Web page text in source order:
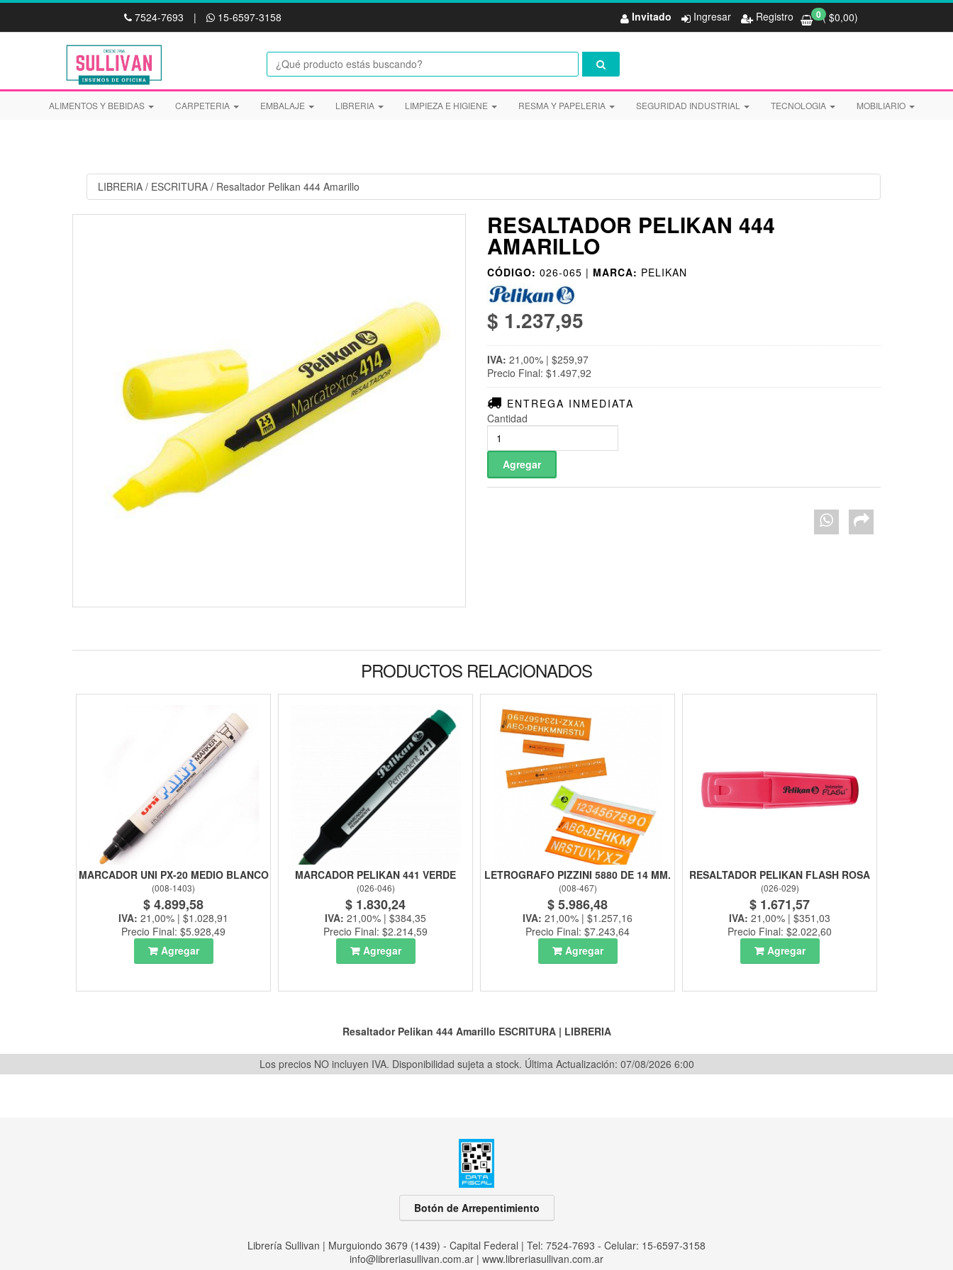
Invitado Ingresar Registro 0( $0,00)
ALIMENTOS Y BEBIDAS CARPETERIA EMBALAJE LIBRERIA LIMPIEZA E HIGIENE RESMA Y PAPELERIA SEGURIDAD INDUSTRIAL TECNOLOGIA MOBILIARIO
7524-7693 | 15-6597-3158
LIBRERIA / ESCRITURA / Resaltador Pelikan 444 Amarillo
RESALTADOR PELIKAN 444
AMARILLO
CÓDIGO: 026-065 | MARCA: PELIKAN
$ 1.237,95
IVA: 21,00% | $259,97
Precio Final: $1.497,92
ENTREGA INMEDIATA
Cantidad
PRODUCTOS RELACIONADOS
MARCADOR UNI PX-20 MEDIO BLANCO
(008-1403)
$ 4.899,58
IVA: 21,00% | $1.028,91
Precio Final: $5.928,49
Agregar
MARCADOR PELIKAN 441 VERDE
(026-046)
$ 1.830,24
IVA: 21,00% | $384,35
Precio Final: $2.214,59
Agregar
LETROGRAFO PIZZINI 5880 DE 14 MM.
(008-467)
$ 5.986,48
IVA: 21,00% | $1.257,16
Precio Final: $7.243,64
Agregar
RESALTADOR PELIKAN FLASH ROSA
(026-029)
$ 1.671,57
IVA: 21,00% | $351,03
Precio Final: $2.022,60
Agregar
Resaltador Pelikan 444 Amarillo ESCRITURA| LIBRERIA
Los precios NO incluyen IVA. Disponibilidad sujeta a stock. Última Actualización: 07/08/2026 6:00
Botón de Arrepentimiento
Librería Sullivan | Murguiondo 3679 (1439) - Capital Federal | Tel: 7524-7693 - Celular: 15-6597-3158
info@libreriasullivan.com.ar | www.libreriasullivan.com.ar